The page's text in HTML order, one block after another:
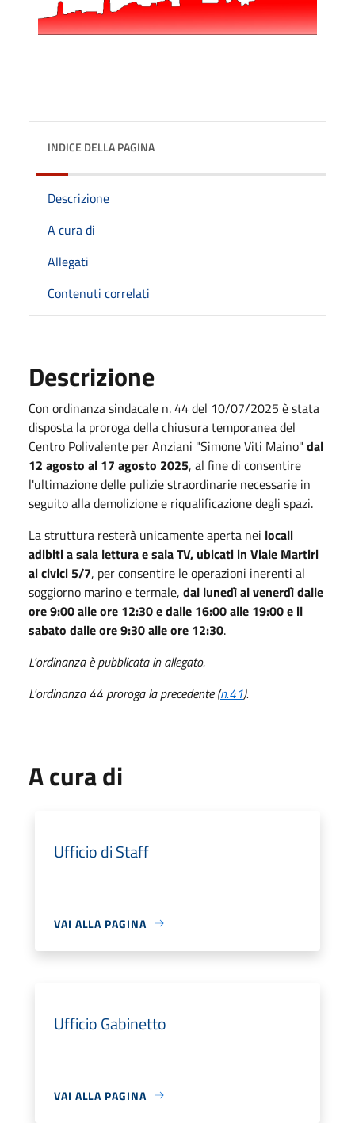
INDICE DELLA PAGINA
Descrizione
A cura di
Allegati
Contenuti correlati
Descrizione
Con ordinanza sindacale n. 44 del 10/07/2025 è stata
disposta la proroga della chiusura temporanea del
Centro Polivalente per Anziani "Simone Viti Maino" dal
12 agosto al 17 agosto 2025, al fine di consentire
l'ultimazione delle pulizie straordinarie necessarie in
seguito alla demolizione e riqualificazione degli spazi.
La struttura resterà unicamente aperta nei locali
adibiti a sala lettura e sala TV, ubicati in Viale Martiri
ai civici 5/7, per consentire le operazioni inerenti al
soggiorno marino e termale, dal lunedì al venerdì dalle
ore 9:00 alle ore 12:30 e dalle 16:00 alle 19:00 e il
sabato dalle ore 9:30 alle ore 12:30.
L'ordinanza è pubblicata in allegato.
L'ordinanza 44 proroga la precedente (n.41).
A cura di
Ufficio di Staff
VAI ALLA PAGINA
Ufficio Gabinetto
VAI ALLA PAGINA